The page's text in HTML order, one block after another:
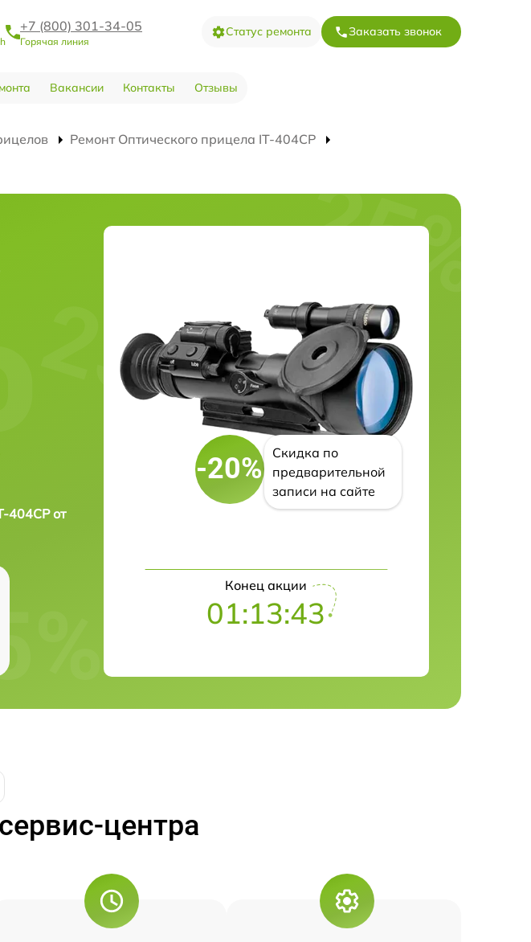
+7 (800) 301-34-05
Горячая линия
Статус ремонта Заказать звонок
Вакансии Контакты Отзывы
Ремонт Оптического прицела IT-404CP
404CP от
-20%
Скидка по
предварительной
записи на сайте
Конец акции
01:13:42
центра